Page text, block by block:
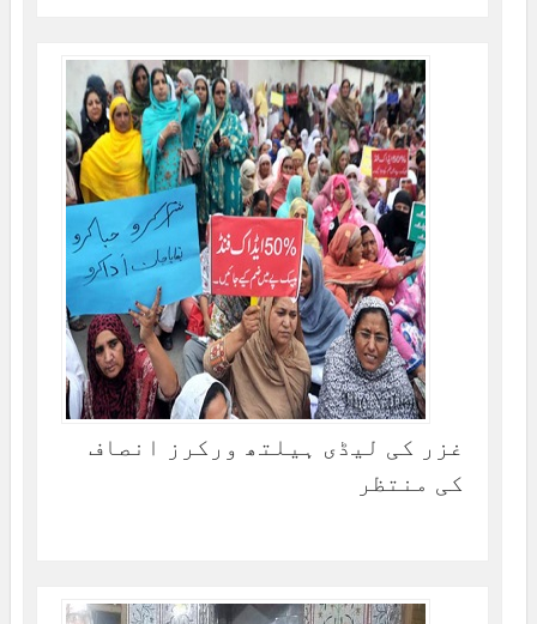
غزر کی لیڈی ہیلتھ ورکرز انصاف
کی منتظر